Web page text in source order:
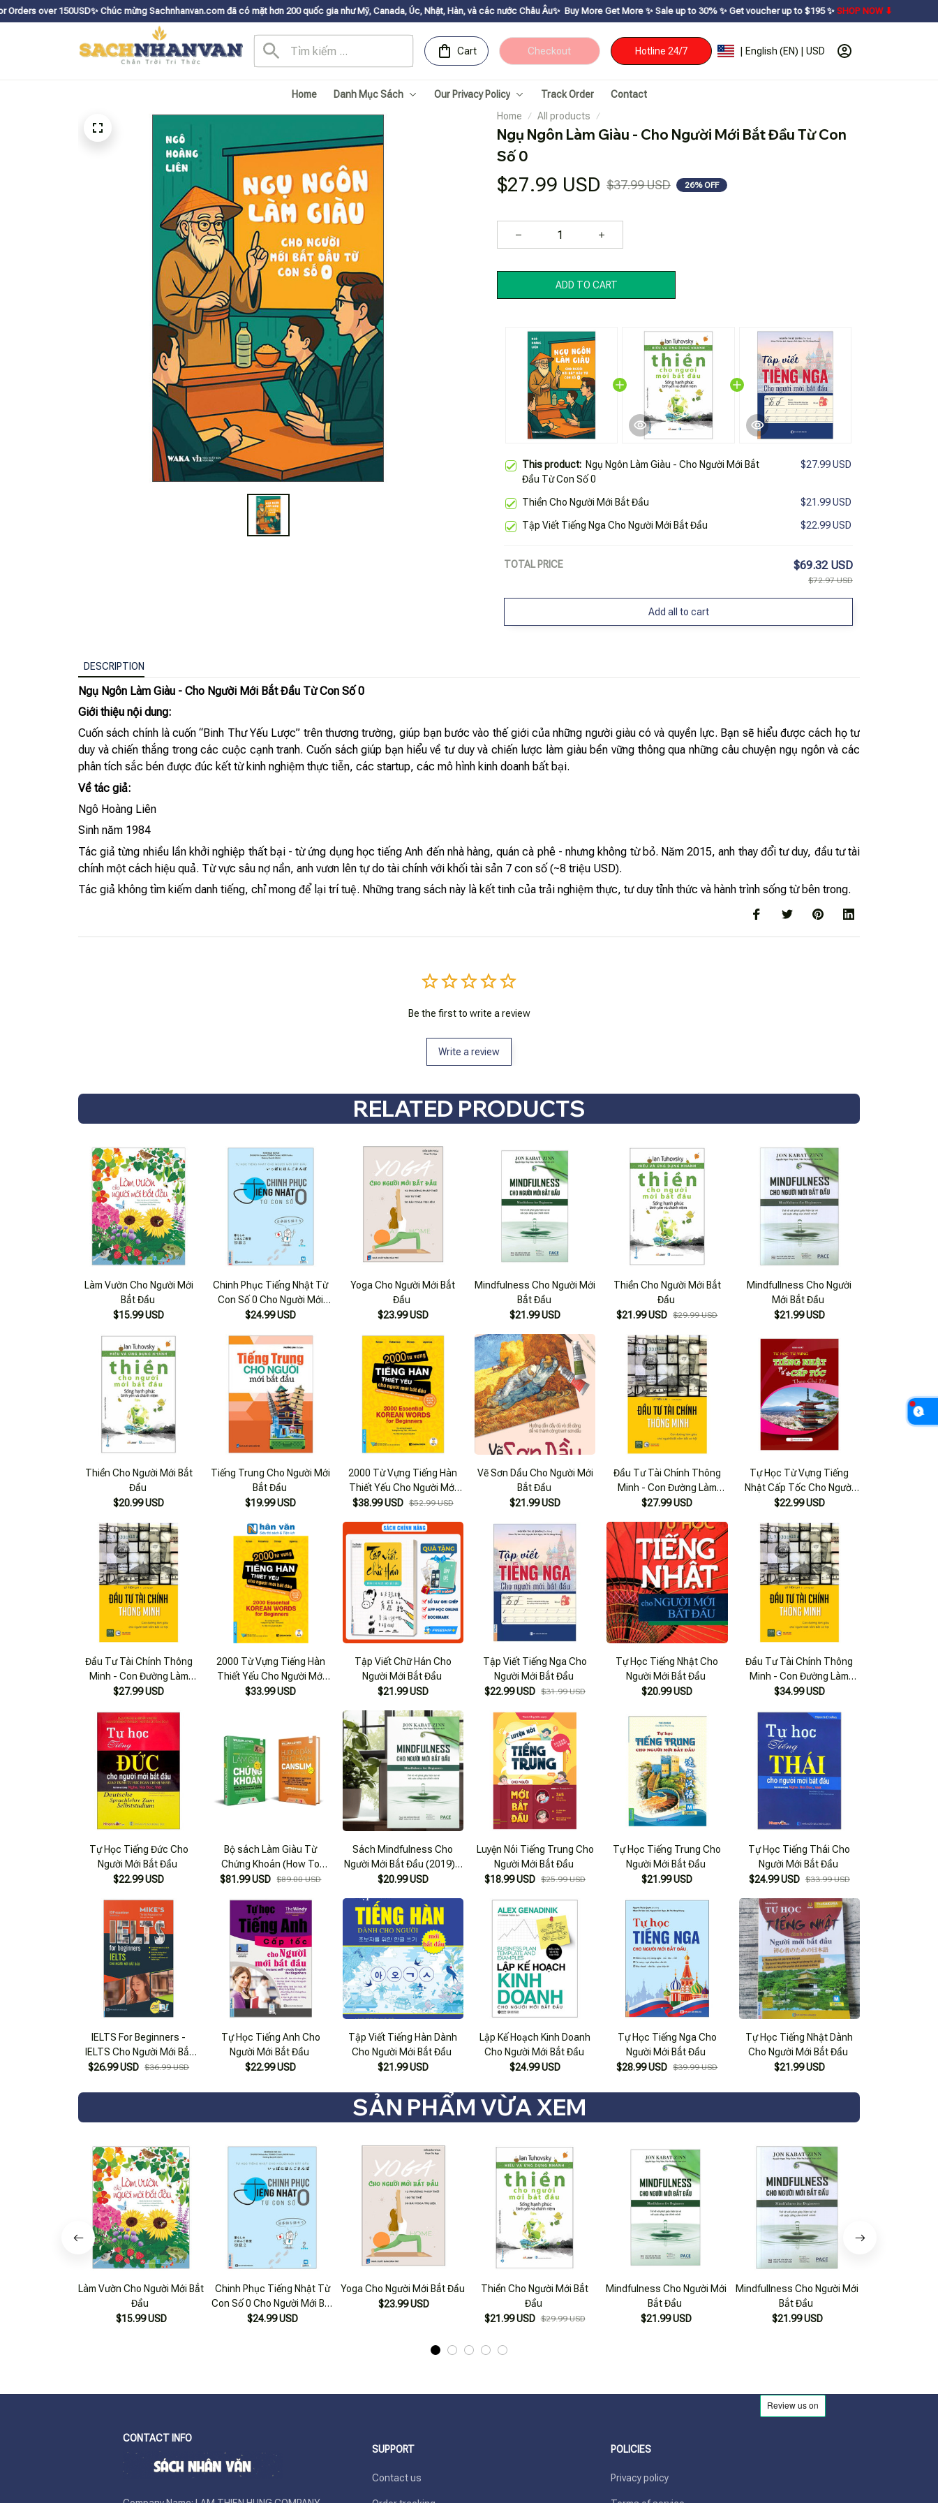
ㅤ✨Chúc mừng Sachnhanvan.com đã có mặt hơn 200 quốc gia như Mỹ, Canada, Úc, Nhật, Hàn, và các nước Châu Âu✨ Buy More Get Moreㅤ ✨ㅤ Sale up to 30% ㅤ✨ㅤ Get voucher up to $195ㅤ ✨ㅤSHOP NOW ⬇
Cart Checkout Hotline 24/7 | English (EN) | USD
Home Danh Mục Sách Our Privacy Policy Track Order
Contact
Home
All products
Ngụ Ngôn Làm Giàu - Cho Người Mới Bắt Đầu Từ Con
Số 0
$27.99 USD $37.99 USD 26% OFF
ADD TO CART
This product: Ngụ Ngôn Làm Giàu - Cho Người Mới Bắt
Đầu Từ Con Số 0
$27.99 USD
Thiền Cho Người Mới Bắt Đầu $21.99 USD
Tập Viết Tiếng Nga Cho Người Mới Bắt Đầu $22.99 USD
TOTAL PRICE $69.32 USD
$72.97 USD
Add all to cart
DESCRIPTION
Ngụ Ngôn Làm Giàu - Cho Người Mới Bắt Đầu Từ Con Số 0
Giới thiệu nội dung:
Cuốn sách chính là cuốn “Binh Thư Yếu Lược” trên thương trường, giúp bạn bước vào thế giới của những người giàu có và quyền lực. Bạn sẽ hiểu được cách họ tư
duy và chiến thắng trong các cuộc cạnh tranh. Cuốn sách giúp bạn hiểu về tư duy và chiến lược làm giàu bền vững thông qua những câu chuyện ngụ ngôn và các
phân tích sắc bén được đúc kết từ kinh nghiệm thực tiễn, các startup, các mô hình kinh doanh bất bại.
Về tác giả:
Ngô Hoàng Liên
Sinh năm 1984
Tác giả từng nhiều lần khởi nghiệp thất bại - từ ứng dụng học tiếng Anh đến nhà hàng, quán cà phê - nhưng không từ bỏ. Năm 2015, anh thay đổi tư duy, đầu tư tài
chính một cách hiệu quả. Từ vực sâu nợ nần, anh vươn lên tự do tài chính với khối tài sản 7 con số (~8 triệu USD).
Tác giả không tìm kiếm danh tiếng, chỉ mong để lại trí tuệ. Những trang sách này là kết tinh của trải nghiệm thực, tư duy tỉnh thức và hành trình sống từ bên trong.
Be the first to write a review
Write a review
RELATED PRODUCTS
Làm Vườn Cho Người Mới
Bắt Đầu
$15.99 USD
Chinh Phục Tiếng Nhật Từ
Con Số 0 Cho Người Mới
Bắt Đầu Tập 2 (Tái Bản) -
$24.99 USD
Yoga Cho Người Mới Bắt
Đầu
$23.99 USD
Mindfulness Cho Người Mới
Bắt Đầu
$21.99 USD
Thiền Cho Người Mới Bắt
Đầu
$21.99 USD
$29.99 USD
Mindfullness Cho Người
Mới Bắt Đầu
$21.99 USD
Thiền Cho Người Mới Bắt
Đầu
$20.99 USD
Tiếng Trung Cho Người Mới
Bắt Đầu
$19.99 USD
2000 Từ Vựng Tiếng Hàn
Thiết Yếu Cho Người Mới
Bắt Đầu
$38.99 USD $52.99 USD
Vẽ Sơn Dầu Cho Người Mới
Bắt Đầu
$21.99 USD
Đầu Tư Tài Chính Thông
Minh - Con Đường Làm
Giàu Cho Người Biết Nắm
$27.99 USD
Tự Học Từ Vựng Tiếng
Nhật Cấp Tốc Cho Người
Mới Bắt Đầu
$22.99 USD
Đầu Tư Tài Chính Thông
Minh - Con Đường Làm
Giàu Cho Người Biết Nắm
$27.99 USD
2000 Từ Vựng Tiếng Hàn
Thiết Yếu Cho Người Mới
Bắt Đầu
$33.99 USD
Tập Viết Chữ Hán Cho
Người Mới Bắt Đầu
$21.99 USD
Tập Viết Tiếng Nga Cho
Người Mới Bắt Đầu
$22.99 USD $31.99 USD
Tự Học Tiếng Nhật Cho
Người Mới Bắt Đầu
$20.99 USD
Đầu Tư Tài Chính Thông
Minh - Con Đường Làm
Giàu Cho Người Biết Nắm
$34.99 USD
Tự Học Tiếng Đức Cho
Người Mới Bắt Đầu
$22.99 USD
Bộ sách Làm Giàu Từ
Chứng Khoán (How To
Make Money In Stock)
Thực Hành CANSLIM Cho
Người Mới Bắt Đầu
$81.99 USD $89.00 USD
Sách Mindfulness Cho
Người Mới Bắt Đầu (2019) -
95
$20.99 USD
Luyện Nói Tiếng Trung Cho
Người Mới Bắt Đầu
$18.99 USD $25.99 USD
Tự Học Tiếng Trung Cho
Người Mới Bắt Đầu
$21.99 USD
Tự Học Tiếng Thái Cho
Người Mới Bắt Đầu
$24.99 USD $33.99 USD
IELTS For Beginners -
IELTS Cho Người Mới Bắt
Đầu
$26.99 USD $36.99 USD
Tự Học Tiếng Anh Cho
Người Mới Bắt Đầu
$22.99 USD
Tập Viết Tiếng Hàn Dành
Cho Người Mới Bắt Đầu
$21.99 USD
Lập Kế Hoạch Kinh Doanh
Cho Người Mới Bắt Đầu
$24.99 USD
Tự Học Tiếng Nga Cho
Người Mới Bắt Đầu
$28.99 USD
$39.99 USD
Tự Học Tiếng Nhật Dành
Cho Người Mới Bắt Đầu
$21.99 USD
SẢN PHẨM VỪA XEM
Làm Vườn Cho Người Mới Bắt
Đầu
$15.99 USD
Chinh Phục Tiếng Nhật Từ
Con Số 0 Cho Người Mới Bắt
Đầu Tập 2 (Tái Bản) - Học
$24.99 USD
Yoga Cho Người Mới Bắt Đầu
$23.99 USD
Thiền Cho Người Mới Bắt
Đầu
$21.99 USD $29.99 USD
Mindfulness Cho Người Mới
Bắt Đầu
$21.99 USD
Mindfullness Cho Người Mới
Bắt Đầu
$21.99 USD
CONTACT INFO
SUPPORT
Contact us
POLICIES
Privacy policy